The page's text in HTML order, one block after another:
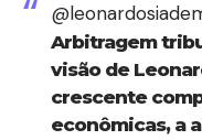
Arbitragem
visão de
crescente
econômicas, a